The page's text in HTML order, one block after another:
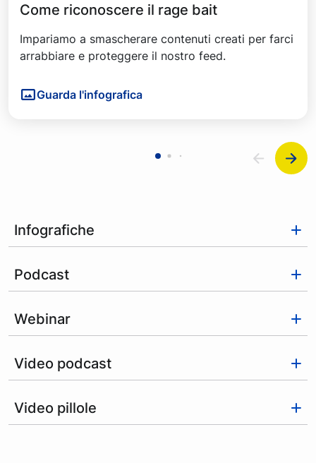
Come riconoscere il rage bait
Impariamo a smascherare contenuti creati per farci
arrabbiare e proteggere il nostro feed.
Guarda l'infografica
Infografiche
Podcast
Webinar
Video podcast
Video pillole